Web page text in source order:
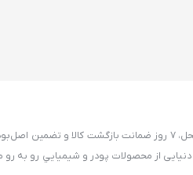
پودر مارکت به عنوان یکی از قدیمی‌ترین فروشگاه های اینترنتی با بیش از7 سال تجربه، با پایبندی به سه اصل، پرداخت در
دنیایی از محصولات پودر و شيميايي رو به